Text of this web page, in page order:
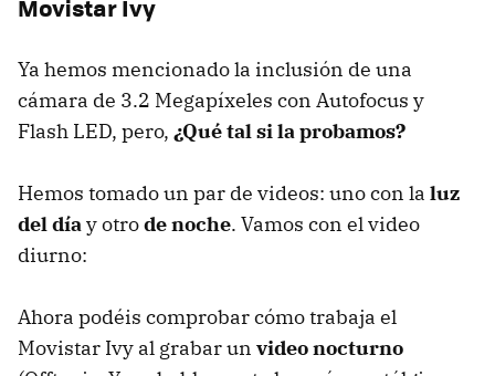
Movistar Ivy
Ya hemos mencionado la inclusión de una
cámara de 3.2 Megapíxeles con Autofocus y
Flash LED, pero, ¿Qué tal si la probamos?
Hemos tomado un par de videos: uno con la luz
del díay otrode noche. Vamos con el video
diurno:
Ahora podéis comprobar cómo trabaja el
Movistar Ivy al grabar un video nocturno